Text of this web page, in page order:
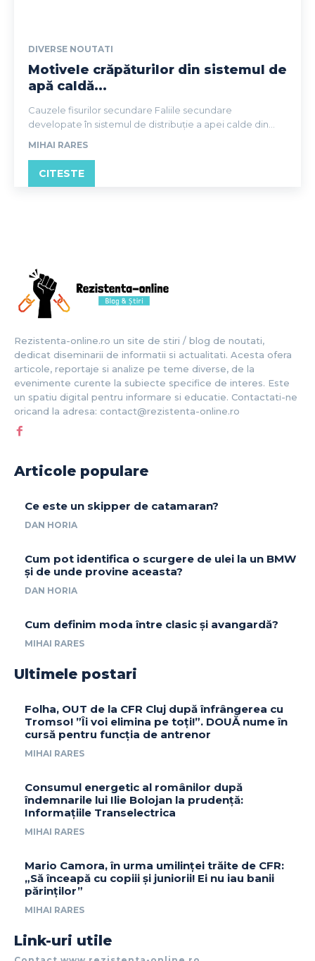
DIVERSE NOUTATI
Motivele crăpăturilor din sistemul de
apă caldă...
Cauzele fisurilor secundare Faliile secundare
developate în sistemul de distribuție a apei calde din...
MIHAI RARES
CITESTE
Rezistenta-online.ro un site de stiri / blog de noutati,
dedicat diseminarii de informatii si actualitati. Acesta ofera
articole, reportaje si analize pe teme diverse, de la
evenimente curente la subiecte specifice de interes. Este
un spatiu digital pentru informare si educatie. Contactati-ne
oricand la adresa: contact@rezistenta-online.ro
Articole populare
Ce este un skipper de catamaran?
DAN HORIA
Cum pot identifica o scurgere de ulei la un BMW
și de unde provine aceasta?
DAN HORIA
Cum definim moda între clasic și avangardă?
MIHAI RARES
Ultimele postari
Folha, OUT de la CFR Cluj după înfrângerea cu
Tromso! ”Îi voi elimina pe toți!”. DOUĂ nume în
cursă pentru funcția de antrenor
MIHAI RARES
Consumul energetic al românilor după
îndemnarile lui Ilie Bolojan la prudență:
Informațiile Transelectrica
MIHAI RARES
Mario Camora, în urma umilinței trăite de CFR:
„Să înceapă cu copiii și juniorii! Ei nu iau banii
părinților”
MIHAI RARES
Link-uri utile